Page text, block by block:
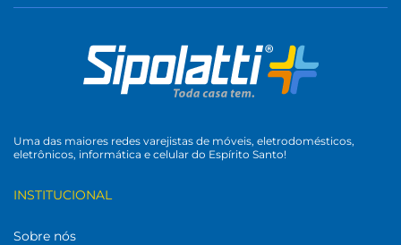
Uma das maiores redes varejistas de móveis, eletrodomésticos,
eletrônicos, informática e celular do Espírito Santo!
INSTITUCIONAL
Sobre nós